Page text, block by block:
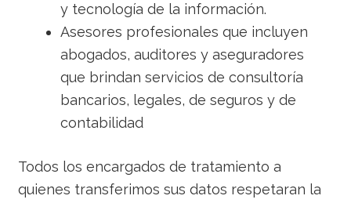
y tecnología de la información.
Asesores profesionales que incluyen
abogados, auditores y aseguradores
que brindan servicios de consultoría
bancarios, legales, de seguros y de
contabilidad
Todos los encargados de tratamiento a
quienes transferimos sus datos respetaran la